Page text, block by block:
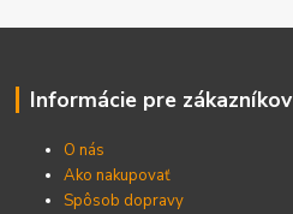
Informácie pre zákazníkov
O nás
Ako nakupovať
Spôsob dopravy